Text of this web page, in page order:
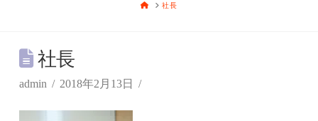
HOME
社長
社長
admin 2018年2月13日